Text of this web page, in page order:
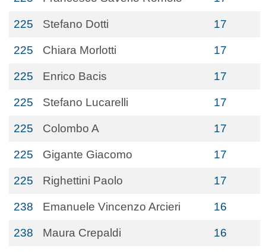
225 Stefano Dotti 17
225 Chiara Morlotti 17
225 Enrico Bacis 17
225 Stefano Lucarelli 17
225 Colombo A 17
225 Gigante Giacomo 17
225 Righettini Paolo 17
238 Emanuele Vincenzo Arcieri 16
238 Maura Crepaldi 16